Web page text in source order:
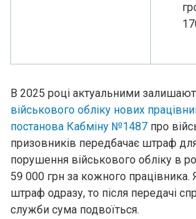
В 2025 році актуальними
військового обліку нових
постанова Кабміну №1487 про
призовників передбачає штраф
порушення військового обліку в
59 000 грн за кожного працівника.
штраф одразу, то після передачі
служби сума подвоїться.